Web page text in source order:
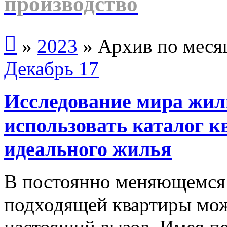
 » 2023 » Архив по
Декабрь 17
Исследование мира
использовать каталог
идеального жилья
В постоянно
подходящей квартиры